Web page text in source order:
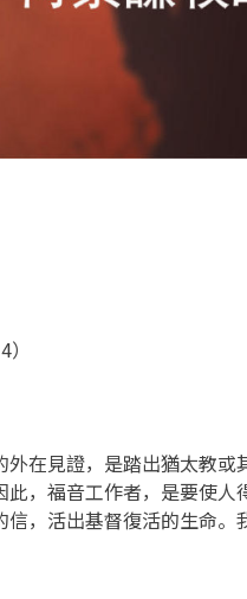
在見證，是踏出猶太教
，福音工作者，是要使人
，活出基督復活的生命